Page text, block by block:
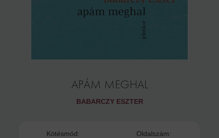
APÁM MEGHAL
BABARCZY ESZTER
Kötésmód:
Oldalszám: